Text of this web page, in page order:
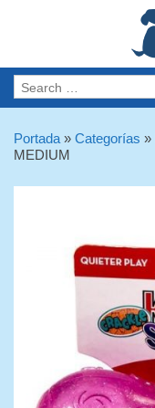
Portada » Categorías »
MEDIUM